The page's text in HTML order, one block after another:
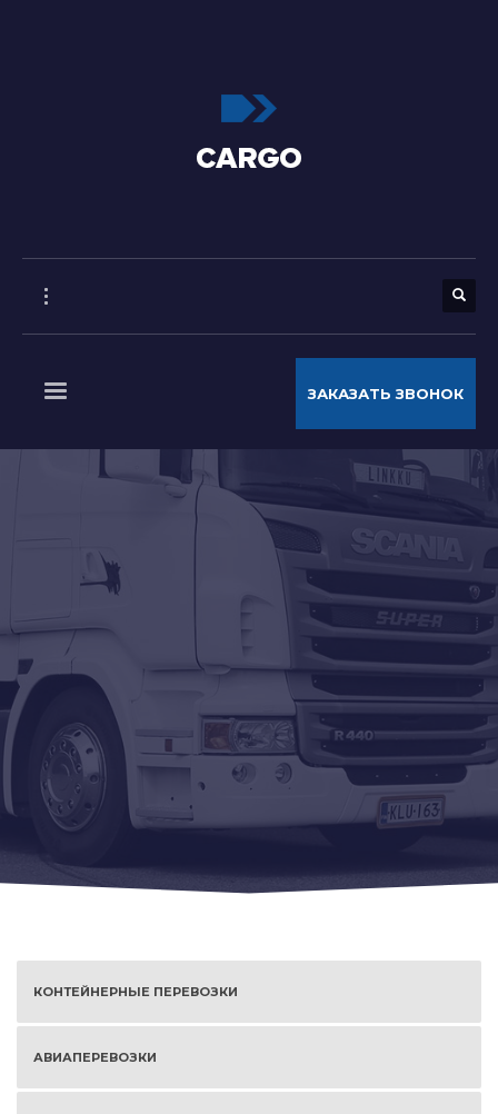
ЗАКАЗАТЬ ЗВОНОК
КОНТЕЙНЕРНЫЕ ПЕРЕВОЗКИ
АВИАПЕРЕВОЗКИ